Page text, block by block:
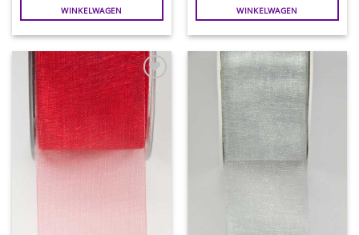
WINKELWAGEN
WINKELWAGEN
Toevoegen
aan
wenslijst
Toevoegen
aan
wenslijst